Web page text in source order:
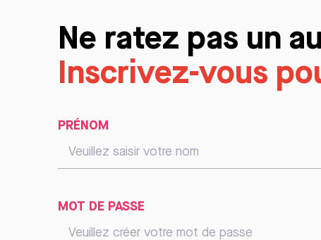
Ne ratez pas un
Inscrivez-vous
PRÉNOM
MOT DE PASSE